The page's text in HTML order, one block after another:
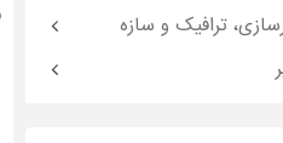
ترافیک و سازه